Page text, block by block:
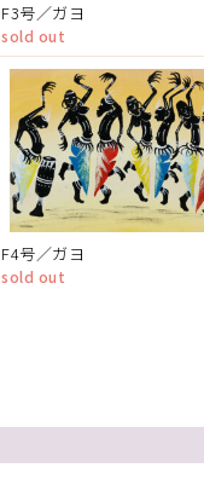
F3号／ガヨ
sold out
F4号／ガヨ
sold out